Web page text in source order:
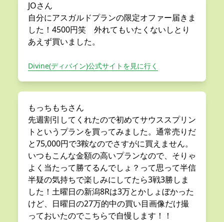
JOさん
自分にアスガルドプランの限定オファー届きま
した！4500円笑 外れてもいたくないしとり
あえず買いました。
Divine(ディバイン)公式サイトを見に行く
もっちもちさん
先週割引してくれたので初めてサウススプリン
トというプランを買ってみました。通常売りだ
と75,000円で3鞍なのでさすがに買えません。
いつもこんな金額の高いプランなので、そりゃ
よく当たって勝てるんでしょ？って思って半信
半疑の気持ちで楽しみにしてたら3戦3勝しま
した！土曜日の新潟8Rは3万とかしょぼかった
けど、日曜日の27万的中の買い目画像だけ撮
っておいたのでこちらで自慢します！！